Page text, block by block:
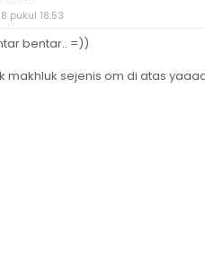
pukul 18.53
bentar.. =))
makhluk sejenis om di atas